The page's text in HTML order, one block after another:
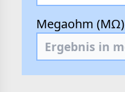
Megaohm (MΩ)